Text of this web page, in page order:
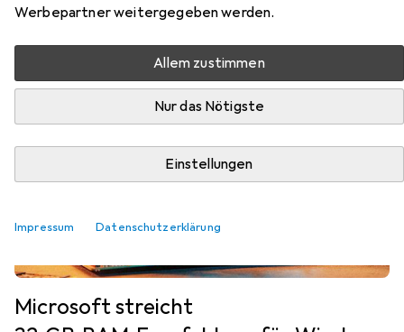
Werbepartner weitergegeben werden.
Allem zustimmen
Nur das Nötigste
Einstellungen
Impressum Datenschutzerklärung
Microsoft streicht